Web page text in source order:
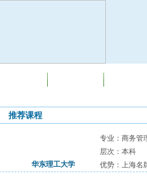
推荐课程
专业：商务管
层次：本科
优势：上海名
华东理工大学